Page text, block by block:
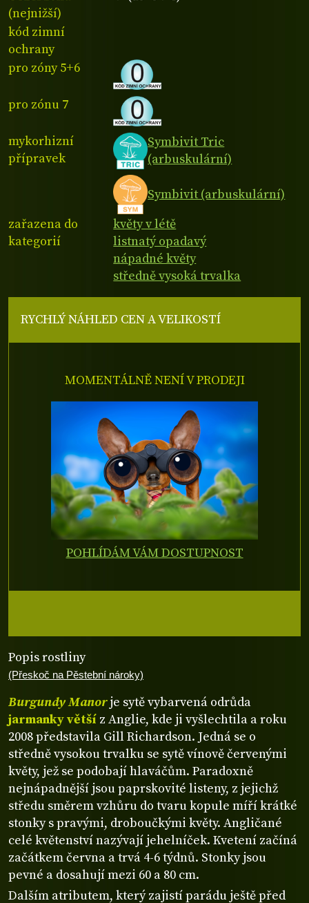
(nejnižší)
kód zimní
ochrany
pro zóny 5+6
pro zónu 7
mykorhizní
přípravek
Symbivit Tric
(arbuskulární)
Symbivit (arbuskulární)
zařazena do
kategorií
květy v létě
listnatý opadavý
nápadné květy
středně vysoká trvalka
Popis rostliny
(Přeskoč na Pěstební nároky)
Burgundy Manorje sytě vybarvená odrůda
jarmanky větší z Anglie, kde ji vyšlechtila a roku
2008 představila Gill Richardson. Jedná se o
středně vysokou trvalku se sytě vínově červenými
květy, jež se podobají hlaváčům. Paradoxně
nejnápadnější jsou paprskovité listeny, z jejichž
středu směrem vzhůru do tvaru kopule míří krátké
stonky s pravými, droboučkými květy. Angličané
celé květenství nazývají jehelníček. Kvetení začíná
začátkem června a trvá 4-6 týdnů. Stonky jsou
pevné a dosahují mezi 60 a 80 cm.
Dalším atributem, který zajistí parádu ještě před
RYCHLÝ NÁHLED CEN A VELIKOSTÍ
MOMENTÁLNĚ NENÍ V PRODEJI
POHLÍDÁM VÁM DOSTUPNOST